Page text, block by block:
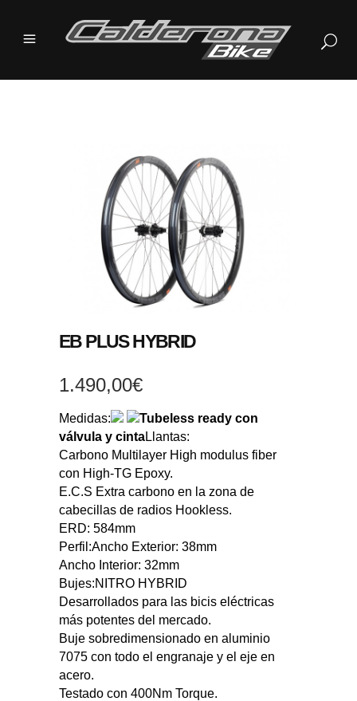
EB PLUS HYBRID
1.490,00€
Medidas:
Tubeless ready con
válvula y cintaLlantas:
Carbono Multilayer High modulus fiber
con High‐TG Epoxy.
E.C.S Extra carbono en la zona de
cabecillas de radios Hookless.
ERD: 584mm
Perfil:Ancho Exterior: 38mm
Ancho Interior: 32mm
Bujes:NITRO HYBRID
Desarrollados para las bicis eléctricas
más potentes del mercado.
Buje sobredimensionado en aluminio
7075 con todo el engranaje y el eje en
acero.
Testado con 400Nm Torque.